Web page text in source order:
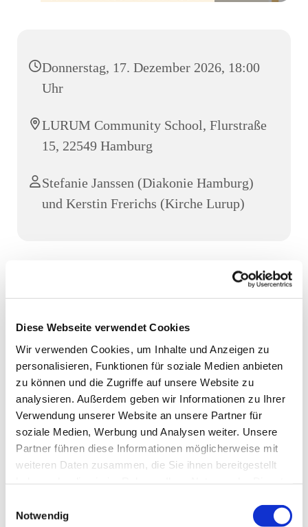
Diese Webseite verwendet Cookies
Wir verwenden Cookies, um Inhalte und Anzeigen zu
personalisieren, Funktionen für soziale Medien anbieten
zu können und die Zugriffe auf unsere Website zu
analysieren. Außerdem geben wir Informationen zu Ihrer
Verwendung unserer Website an unsere Partner für
soziale Medien, Werbung und Analysen weiter. Unsere
Partner führen diese Informationen möglicherweise mit
weiteren Daten zusammen, die Sie ihnen bereitgestellt
Notwendig
Donnerstag, 17. Dezember 2026, 18:00
Uhr
LURUM Community School, Flurstraße
15, 22549 Hamburg
Stefanie Janssen (Diakonie Hamburg)
und Kerstin Frerichs (Kirche Lurup)
Und Sie wollen Menschen aus Lurup kennenlernen,
gemeinsam Aktivitäten vereinbaren? Dann seien Sie
herzlich eingeladen zur Aktionsplattform 60+ in Lurup!
1x im Monat donnerstags von 18-20 Uhr im LURUM
(Community School Lurup, Flurstraße 15). Infos und
Anmeldung bei Kerstin Frerichs (Ev. Kirche Lurup) unter
frerichs@kirche-lurup.de oder 0176/47 666 706 und bei
Stefanie Janssen (Diakonie Hamburg) unter
janssen@diakonie-hamburg.de oder 040/30 620 339.